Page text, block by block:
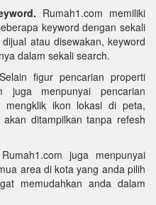
Rumah1.com memiliki
keyword dengan sekali
atau disewakan, keyword
dalam sekali search.
Selain figur pencarian properti
juga menpunyai pencarian
ikon lokasi di peta,
ditampilkan tanpa refesh
Rumah1.com juga menpunyai
area di kota yang anda pilih
memudahkan anda dalam